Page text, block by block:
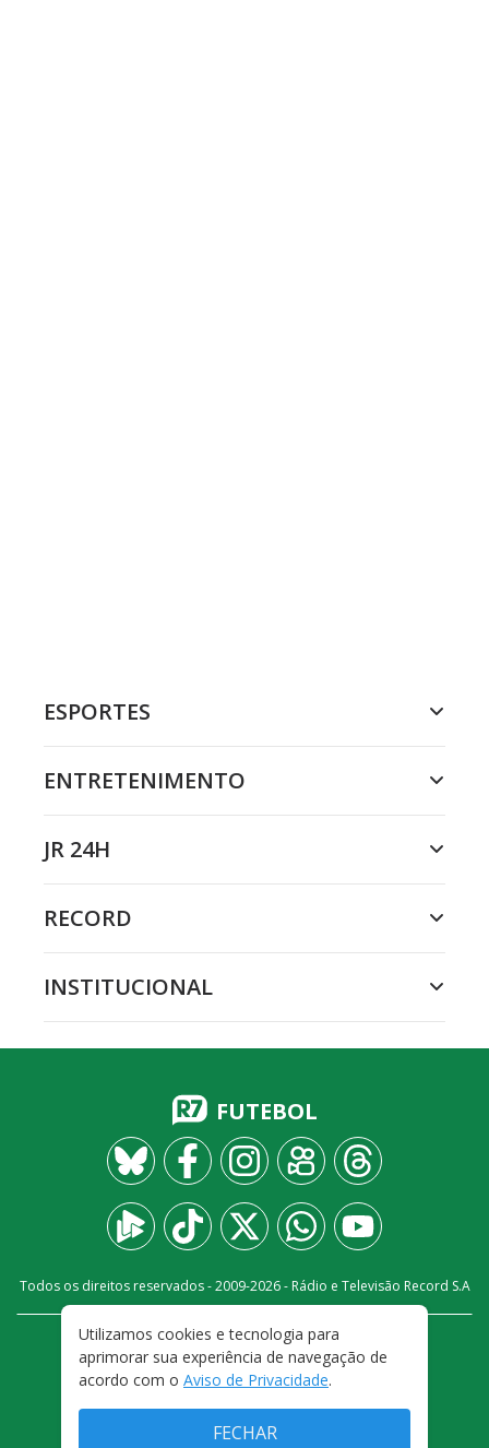
ESPORTES
ENTRETENIMENTO
JR 24H
RECORD
INSTITUCIONAL
FUTEBOL
Todos os direitos reservados - 2009-2026- Rádio e Televisão Record S.A
FALE CONOSCO
PRIVACIDADE
TERMOS E CONDIÇÕES DE USO
Utilizamos cookies e tecnologia para
aprimorar sua experiência de navegação de
acordo com o Aviso de Privacidade.
FECHAR